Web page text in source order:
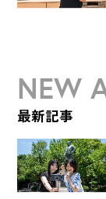
NEW
最新記事